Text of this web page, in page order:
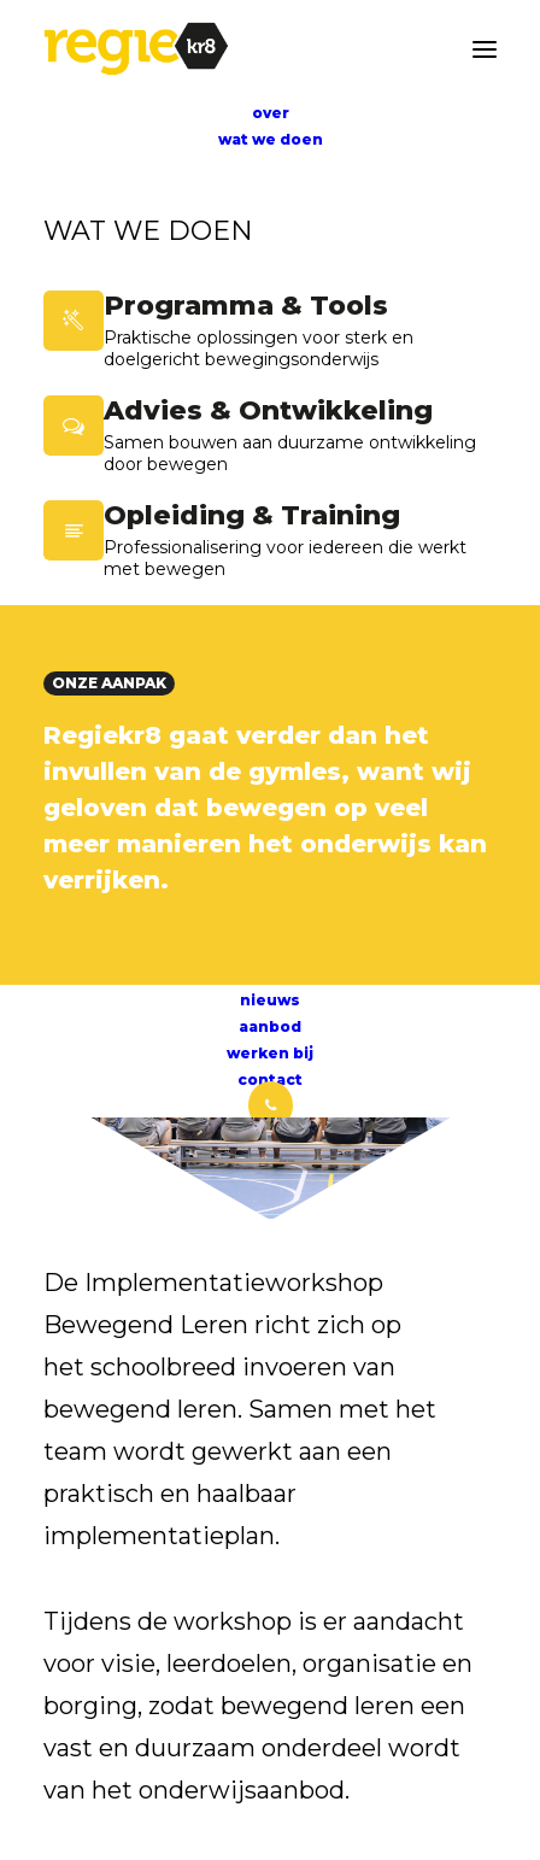
over
wat we doen
WAT WE DOEN
Programma & Tools
Praktische oplossingen voor sterk en
doelgericht bewegingsonderwijs
Advies & Ontwikkeling
Samen bouwen aan duurzame ontwikkeling
door bewegen
Opleiding & Training
Professionalisering voor iedereen die werkt
met bewegen
ONZE AANPAK
Regiekr8 gaat verder dan het
invullen van de gymles, want wij
geloven dat bewegen op veel
meer manieren het onderwijs kan
verrijken.
nieuws
aanbod
werken bij
contact
p
Bewegend Lere
De Implementatieworkshop
Bewegend Leren richt zich op
het schoolbreed invoeren van
bewegend leren. Samen met het
team wordt gewerkt aan een
praktisch en haalbaar
implementatieplan.
Tijdens de workshop is er aandacht
voor visie, leerdoelen, organisatie en
borging, zodat bewegend leren een
vast en duurzaam onderdeel wordt
van het onderwijsaanbod.